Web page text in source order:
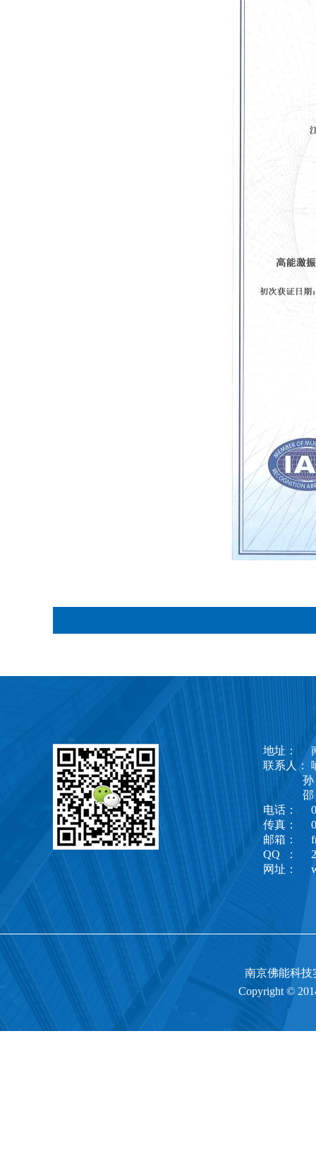
地址：
联系人：
孙 旭
邵 娟
电话：
传真：
邮箱：
QQ ：
网址：
南京佛能科技
Copyright ©